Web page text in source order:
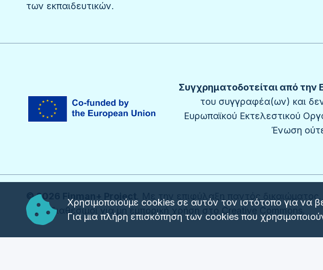
των εκπαιδευτικών.
Συγχρηματοδοτείται από
του συγγραφέα(ων) και
Ευρωπαϊκού Εκτελεστικού
Ένωση
© 2026 Finman+ Project
. Με την επιφύλαξη παντός δικαιώματος.
είναι διαθέσιμοι για μη εμπορική χρήση στο Creative Commons.
Χρησιμοποιούμε cookies σε αυτόν τον ιστότοπο για να
Για μια πλήρη επισκόπηση των cookies που